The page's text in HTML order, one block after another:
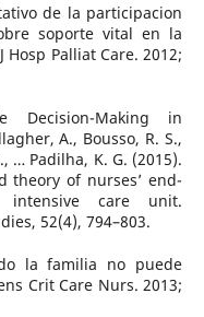
de la participacion
soporte vital en la
Palliat Care. 2012;
Decision-Making in
A., Bousso, R. S.,
… Padilha, K. G. (2015).
theory of nurses’ end-
care unit.
52(4), 794–803.
la familia no puede
Crit Care Nurs. 2013;